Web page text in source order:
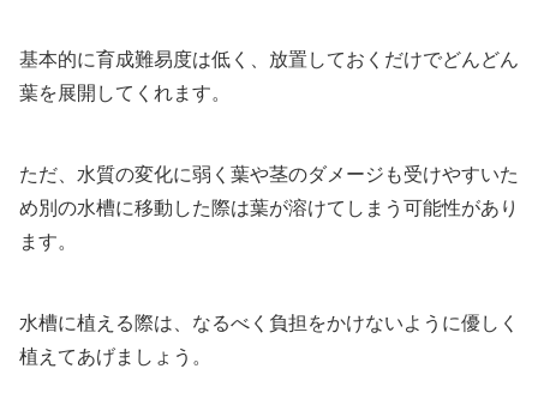
基本的に育成難易度は低く、放置しておくだけでどんどん
葉を展開してくれます。
ただ、水質の変化に弱く葉や茎のダメージも受けやすいた
め別の水槽に移動した際は葉が溶けてしまう可能性があり
ます。
水槽に植える際は、なるべく負担をかけないように優しく
植えてあげましょう。